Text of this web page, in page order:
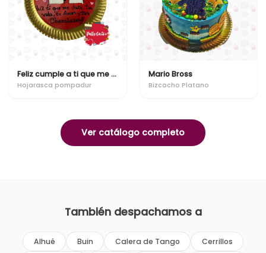
Feliz cumple a ti que me diste tu vida, tu amor y tus chanclazos!!
Hojarasca pompadur
Mario Bross
Bizcocho Platano
Ver catálogo completo
También despachamos a
Alhué Buin Calera de Tango
Cerrillos